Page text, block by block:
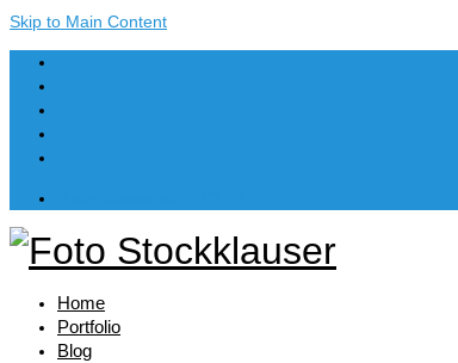
Skip to Main Content
Home
Portfolio
Blog